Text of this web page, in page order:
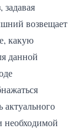
возвещает
какую
данной
необходимой